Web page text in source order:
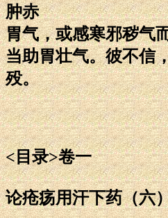
肿赤
胃气，或感寒邪秽气
当助胃壮气。彼不信
殁。
<目录>卷一
论疮疡用汗下药（六